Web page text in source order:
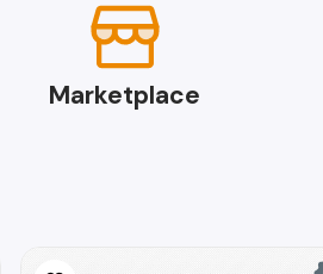
Marketplace